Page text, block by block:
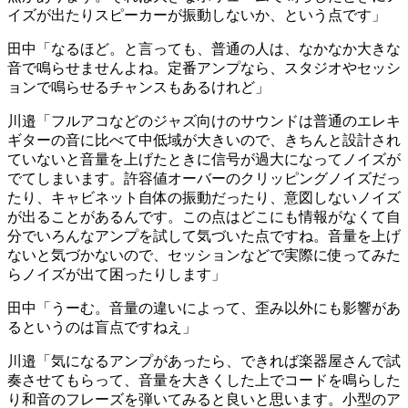
イズが出たりスピーカーが振動しないか、という点です」
田中「なるほど。と言っても、普通の人は、なかなか大きな
音で鳴らせませんよね。定番アンプなら、スタジオやセッシ
ョンで鳴らせるチャンスもあるけれど」
川邉「フルアコなどのジャズ向けのサウンドは普通のエレキ
ギターの音に比べて中低域が大きいので、きちんと設計され
ていないと音量を上げたときに信号が過大になってノイズが
でてしまいます。許容値オーバーのクリッピングノイズだっ
たり、キャビネット自体の振動だったり、意図しないノイズ
が出ることがあるんです。この点はどこにも情報がなくて自
分でいろんなアンプを試して気づいた点ですね。音量を上げ
ないと気づかないので、セッションなどで実際に使ってみた
らノイズが出て困ったりします」
田中「うーむ。音量の違いによって、歪み以外にも影響があ
るというのは盲点ですねえ」
川邉「気になるアンプがあったら、できれば楽器屋さんで試
奏させてもらって、音量を大きくした上でコードを鳴らした
り和音のフレーズを弾いてみると良いと思います。小型のア